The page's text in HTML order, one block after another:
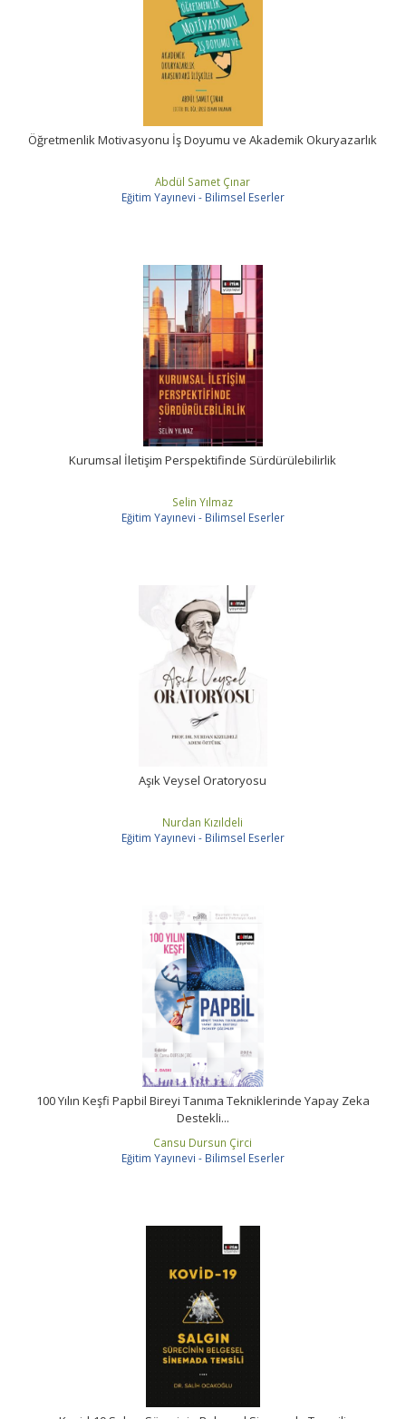
Öğretmenlik Motivasyonu İş Doyumu ve Akademik Okuryazarlık
Abdül Samet Çınar
Eğitim Yayınevi - Bilimsel Eserler
Kurumsal İletişim Perspektifinde Sürdürülebilirlik
Selin Yılmaz
Eğitim Yayınevi - Bilimsel Eserler
Aşık Veysel Oratoryosu
Nurdan Kızıldeli
Eğitim Yayınevi - Bilimsel Eserler
100 Yılın Keşfi Papbil Bireyi Tanıma Tekniklerinde Yapay Zeka
Destekli...
Cansu Dursun Çirci
Eğitim Yayınevi - Bilimsel Eserler